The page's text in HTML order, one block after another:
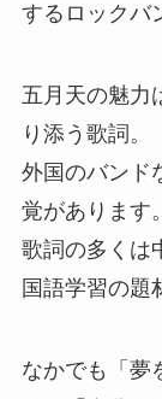
するロックバ
五月天の魅力
り添う歌詞。
外国のバンド
覚があります。
歌詞の多くは
国語学習の題
なかでも「夢